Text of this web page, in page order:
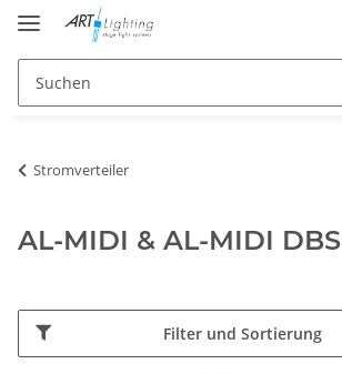
Stromverteiler
AL-MIDI & AL-MIDI DBS
Filter und Sortierung